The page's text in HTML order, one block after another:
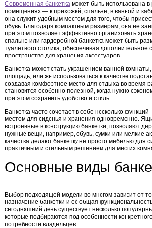
Современная банкетка может быть использована в
помещениях — в прихожей, спальне, в ванной и
она служит удобным местом для того, чтобы
обувь. Благодаря компактным размерам, она не
при этом позволяет эффективно организовать
спальне или гардеробной банкетка может быть
туалетного столика, обеспечивая дополнительное
пространство для хранения аксессуаров.
Банкетка может стать украшением ванной
площадь, или же использоваться в качестве
создавая комфортное место для отдыха во время
становится особенно полезной, когда нужно
при этом сохранить удобство и стиль.
Банкетка часто сочетает в себе несколько
местом для сиденья и хранения одновременно.
встроенные в конструкцию банкетки, позволяют
нужные вещи, например, обувь, сумки или мелкие
качества делают банкетку не просто мебелью для
практичным и стильным решением для многих
Основные виды
Выбор подходящей модели во многом зависит от
назначение банкетки и её общая
сегодняшний день существует несколько
которые подбираются под особенности
потребности владельцев.